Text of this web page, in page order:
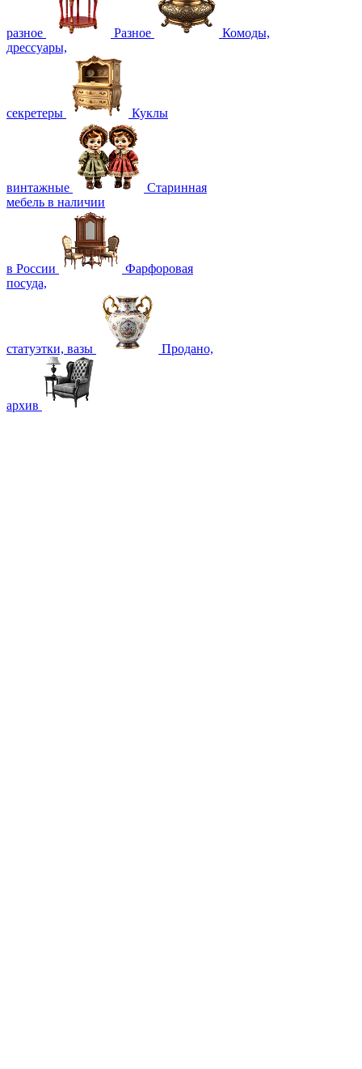
разное Разное
Комоды,
дрессуары,
секретеры Куклы
винтажные
Старинная
мебель в наличии
в России
Фарфоровая
посуда,
статуэтки, вазы Продано,
архив